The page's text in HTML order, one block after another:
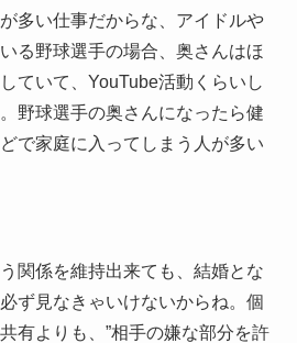
多い仕事だからな、アイドルや
る野球選手の場合、奥さんはほ
ていて、YouTube活動くらいし
野球選手の奥さんになったら健
で家庭に入ってしまう人が多い
関係を維持出来ても、結婚とな
ず見なきゃいけないからね。個
有よりも、”相手の嫌な部分を許